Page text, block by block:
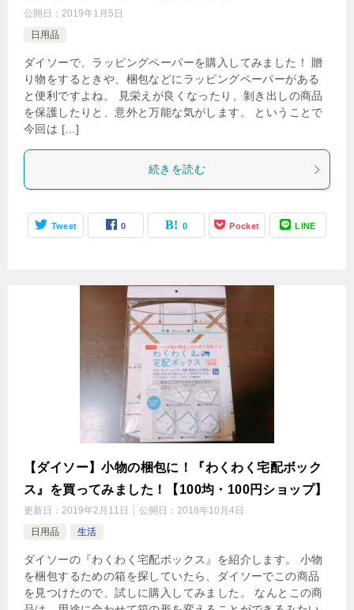
公開日： 2019年1月5日
日用品
ダイソーで、ラッピングペーパーを購入してみました！ 贈
り物をするときや、梱包などにラッピングペーパーがある
と便利ですよね。 見栄えが良くなったり、剝き出しの商品
を保護したりと、意外と万能な気がします。 ということで
今回は […]
続きを読む
Tweet 0 0 Pocket LINE
【ダイソー】小物の梱包に！『わくわく宅配ボック
ス』を買ってみました！【100均・100円ショップ】
更新日： 2019年2月11日 公開日： 2018年10月4日
日用品
生活
ダイソーの『わくわく宅配ボックス』を紹介します。 小物
を梱包するための箱を探していたら、ダイソーでこの商品
を見つけたので、試しに購入してみました。 なんとこの商